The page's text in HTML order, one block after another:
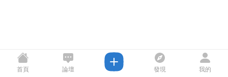
首頁 論壇 發現 我的